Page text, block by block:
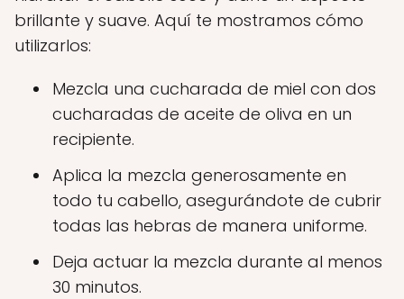
brillante y suave. Aquí te mostramos cómo
utilizarlos:
Mezcla una cucharada de miel con dos
cucharadas de aceite de oliva en un
recipiente.
Aplica la mezcla generosamente en
todo tu cabello, asegurándote de cubrir
todas las hebras de manera uniforme.
Deja actuar la mezcla durante al menos
30 minutos.